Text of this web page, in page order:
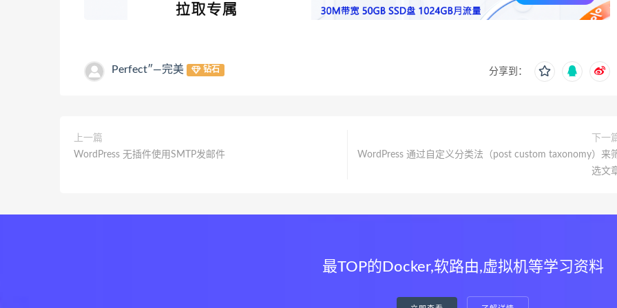
Perfect″—完美 钻石 分享到：
上一篇
WordPress 无插件使用SMTP发邮件
下一
WordPress 通过自定义分类法（post custom taxonomy）来
选文
最TOP的Docker,软路由,虚拟机等学习资料